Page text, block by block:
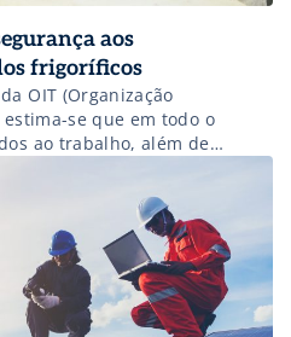
aos
frigoríficos
OIT (Organização
se que em todo o
ao trabalho, além de
Na indústria alimentícia,
representantes, os dados
também são